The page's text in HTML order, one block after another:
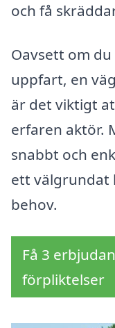
och få
Oavsett om
uppfart, en
är det viktigt
erfaren aktör.
snabbt och
ett välgrundat
behov.
Få 3
förpliktelser